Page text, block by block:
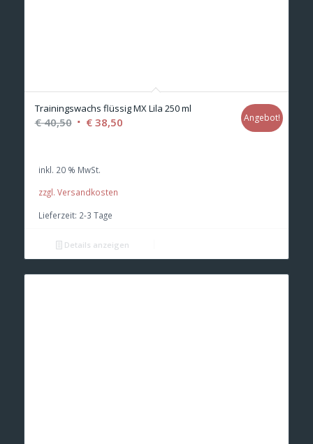
Trainingswachs flüssig MX Lila 250 ml
€40,50 Ursprünglicher
€ 40,50
€38,50Aktueller
Angebot!
inkl. 20 % MwSt.
zzgl. Versandkosten
Lieferzeit: 2-3 Tage
Details anzeigen